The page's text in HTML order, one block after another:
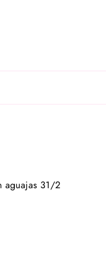
aguajas 31/2